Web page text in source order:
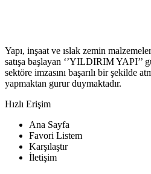
Yapı, inşaat ve ıslak zemin
satışa başlayan ‘’YILDIRIM YAPI’’
sektöre imzasını başarılı bir şekilde
yapmaktan gurur duymaktadır.
Hızlı Erişim
Ana Sayfa
Favori Listem
Karşılaştır
İletişim